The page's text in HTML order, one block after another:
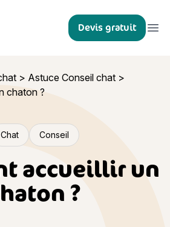
Devis gratuit
> Astuce Conseil chat >
chaton ?
Chat Conseil
accueillir un
?